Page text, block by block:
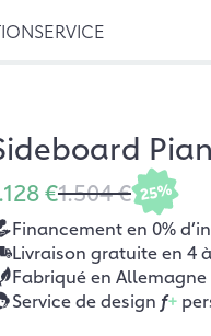
SERVICE
€1.504 € 25%
Financement en 0%
Livraison gratuite en 4
Fabriqué en Allemagne
Service de design f+